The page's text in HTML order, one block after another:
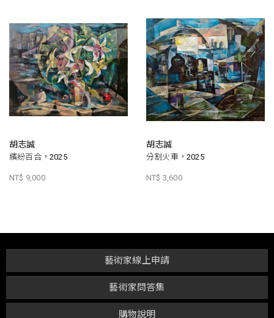
胡志誠
繽紛百合，2025
NT$ 9,000
胡志誠
分割火車，2025
NT$ 3,600
購物說明
藝術家問答集
藝術家線上申請